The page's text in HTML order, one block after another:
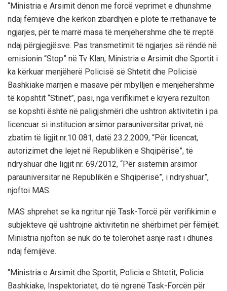
“Ministria e Arsimit dënon me forcë veprimet e dhunshme
ndaj fëmijëve dhe kërkon zbardhjen e plotë të rrethanave të
ngjarjes, për të marrë masa të menjëhershme dhe të rreptë
ndaj përgjegjësve. Pas transmetimit të ngjarjes së rëndë në
emisionin “Stop” në Tv Klan, Ministria e Arsimit dhe Sportit i
ka kërkuar menjëherë Policisë së Shtetit dhe Policisë
Bashkiake marrjen e masave për mbylljen e menjëhershme
të kopshtit “Stinët”, pasi, nga verifikimet e kryera rezulton
se kopshti është në paligjshmëri dhe ushtron aktivitetin i pa
licencuar si institucion arsimor parauniversitar privat, në
zbatim të ligjit nr.10 081, datë 23.2.2009, “Për licencat,
autorizimet dhe lejet në Republikën e Shqipërisë”, të
ndryshuar dhe ligjit nr. 69/2012, “Për sistemin arsimor
parauniversitar në Republikën e Shqipërisë”, i ndryshuar”,
njoftoi MAS.
MAS shprehet se ka ngritur një Task-Torcë për verifikimin e
subjekteve që ushtrojnë aktivitetin në shërbimet për fëmijët.
Ministria njofton se nuk do të tolerohet asnjë rast i dhunës
ndaj fëmijëve.
“Ministria e Arsimit dhe Sportit, Policia e Shtetit, Policia
Bashkiake, Inspektoriatet, do të ngrenë Task-Forcën për